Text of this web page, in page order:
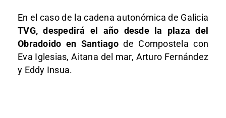
En el caso de la cadena autonómica de Galicia
TVG, despedirá el año desde la plaza del
Obradoido en Santiagode Compostela con
Eva Iglesias, Aitana del mar, Arturo Fernández
y Eddy Insua.